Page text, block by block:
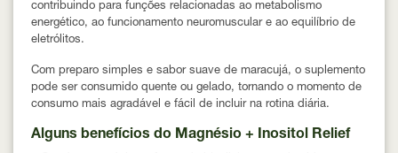
contribuindo para funções relacionadas ao metabolismo
energético, ao funcionamento neuromuscular e ao equilíbrio de
eletrólitos.
Com preparo simples e sabor suave de maracujá, o suplemento
pode ser consumido quente ou gelado, tornando o momento de
consumo mais agradável e fácil de incluir na rotina diária.
Alguns benefícios do Magnésio + Inositol Relief